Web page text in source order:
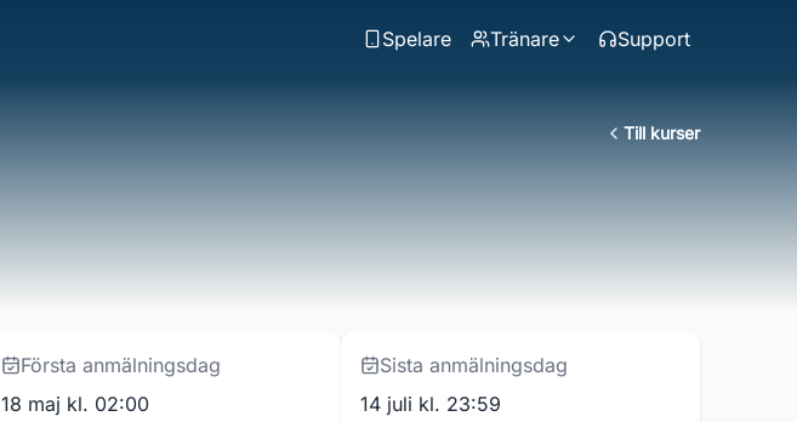
Spelare Tränare Support
Till kurser
Första anmälningsdag
18 maj kl. 02:00
Sista anmälningsdag
14 juli kl. 23:59